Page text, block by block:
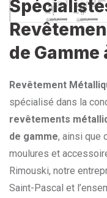
de
Revêtement
spécialisé dans la
revêtements
de gamme, ainsi que
moulures et
Rimouski, notre
Saint-Pascal et